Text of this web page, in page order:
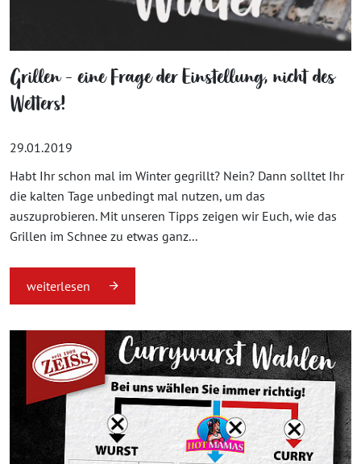
Grillen - eine Frage der Einstellung, nicht des
Wetters!
29.01.2019
Habt Ihr schon mal im Winter gegrillt? Nein? Dann solltet Ihr
die kalten Tage unbedingt mal nutzen, um das
auszuprobieren. Mit unseren Tipps zeigen wir Euch, wie das
Grillen im Schnee zu etwas ganz...
weiterlesen